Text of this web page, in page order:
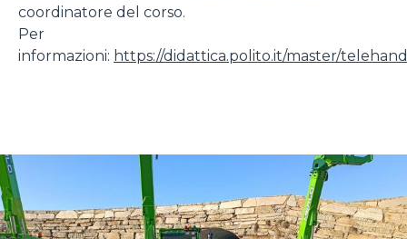
Consenso
fine di fornire annunci pubblicitari e contenuti
personalizzati. Cliccando sul tasto "RIFIUTA" o sulla "X"
il banner verrà chiuso e non verranno inviati cookies al di
fuori di quelli tecnici. Cliccando su "ACCETTA TUTTI"
coordinatore del corso.
Per
informazioni: https://didattica.polito.it/master/